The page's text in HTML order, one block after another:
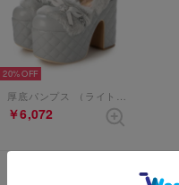
20%
￥6,072